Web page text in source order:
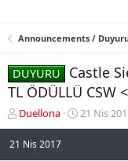
Announcements /
DUYURU
Castle
TL ÖDÜLLÜ CSW <
K
o
n
Duellona
B
a
21 Nis
21 Nis 2017